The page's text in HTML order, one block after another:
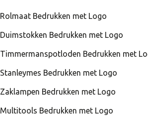
Rolmaat Bedrukken met Logo
Duimstokken Bedrukken met Logo
Timmermanspotloden Bedrukken met
Stanleymes Bedrukken met Logo
Zaklampen Bedrukken met Logo
Multitools Bedrukken met Logo